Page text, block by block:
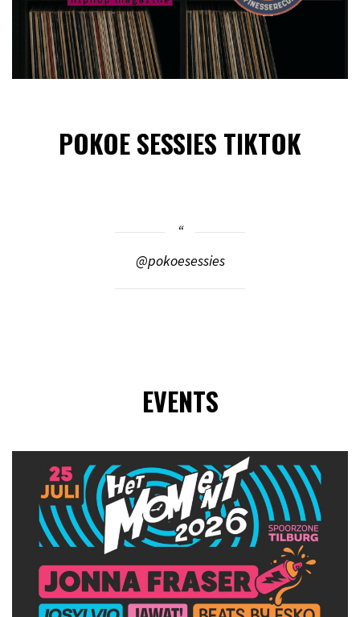
POKOE SESSIES TIKTOK
@pokoesessies
EVENTS